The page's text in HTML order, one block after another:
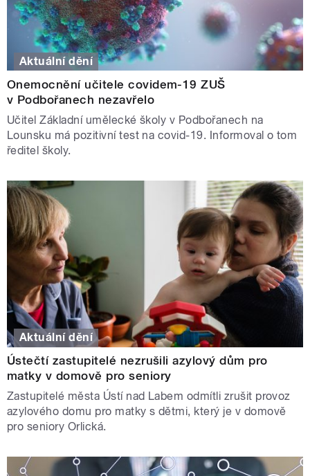
Aktuální dění
Onemocnění učitele covidem-19 ZUŠ
v Podbořanech nezavřelo
Učitel Základní umělecké školy v Podbořanech na
Lounsku má pozitivní test na covid-19. Informoval o tom
ředitel školy.
Aktuální dění
Ústečtí zastupitelé nezrušili azylový dům pro
matky v domově pro seniory
Zastupitelé města Ústí nad Labem odmítli zrušit provoz
azylového domu pro matky s dětmi, který je v domově
pro seniory Orlická.